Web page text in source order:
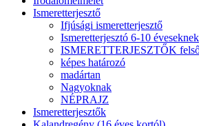
Ismeretterjesztő
Ifjúsági ismeretterjesztő
Ismeretterjesztó 6-10 éveseknek
ISMERETTERJESZTŐK
képes határozó
madártan
Nagyoknak
NÉPRAJZ
Ismeretterjesztők